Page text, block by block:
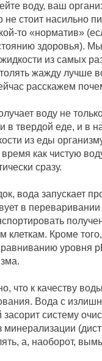
воду, ваш
стоит насильно
то «норматив»
здоровья).
из самых
жажду лучше
расскажем
воду не
в твердой еде, и в
из еды
время как чистую
сразу.
вода запускает
в
клеткам. Кроме
уровня
что к качеству
Вода с
систему
минерализации
а, наоборот,